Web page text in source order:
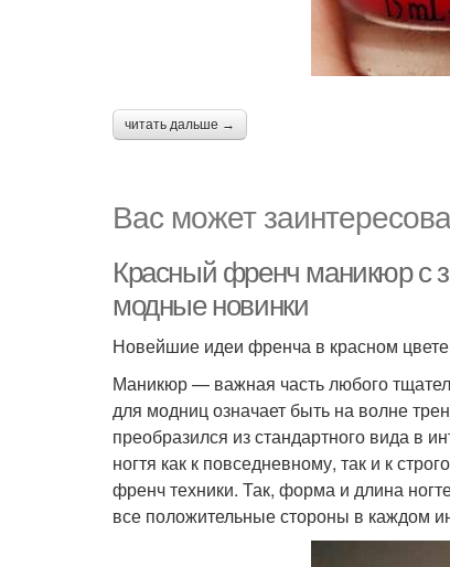
читать дальше →
Вас может
Красный френч маникюр с
модные новинки
Новейшие идеи френча в красном
Маникюр — важная часть любого
для модниц означает быть на волне
преобразился из стандартного вида в
ногтя как к повседневному, так и к
френч техники. Так, форма и длина
все положительные стороны в каждом